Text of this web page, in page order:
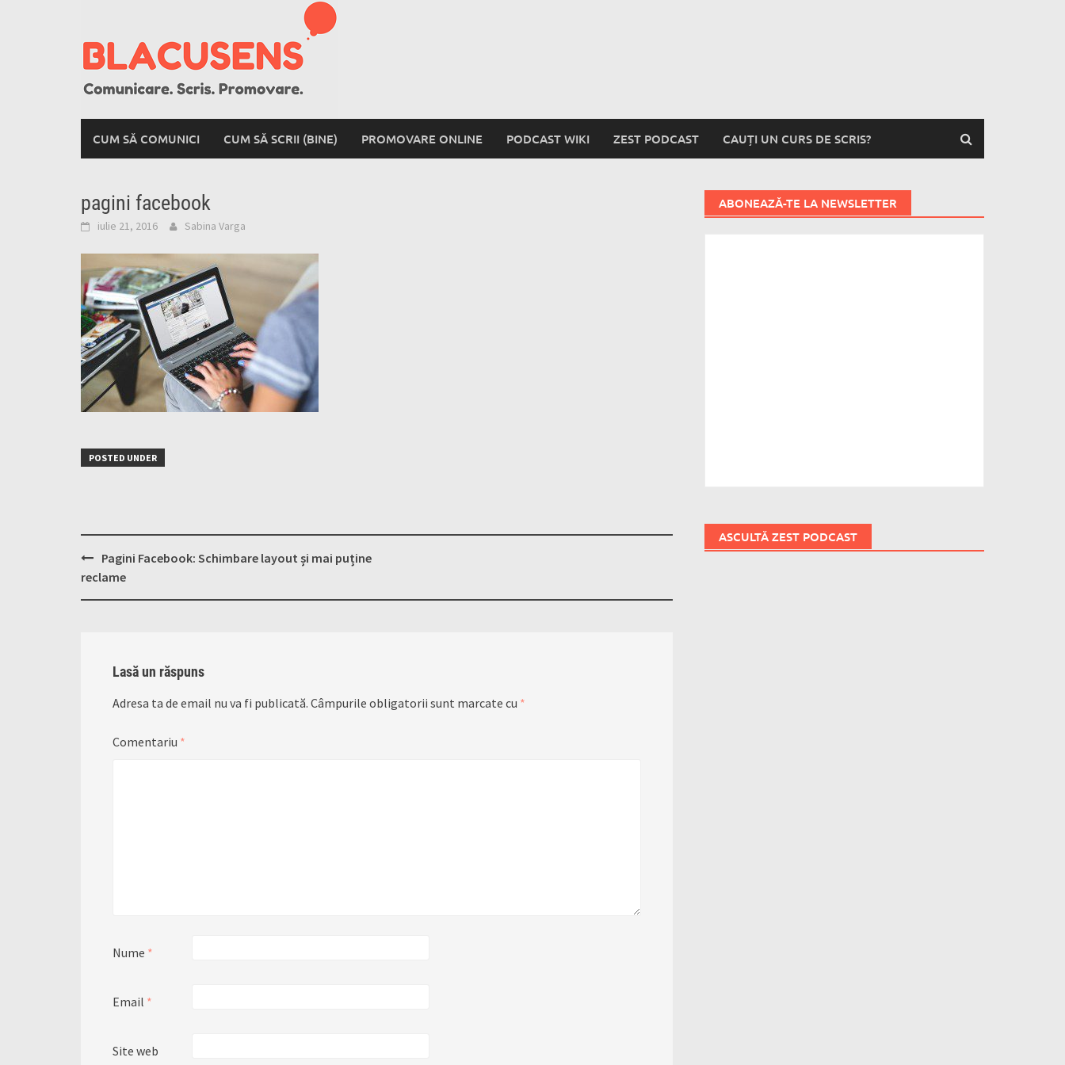
CUM SĂ COMUNICI CUM SĂ SCRII (BINE) PROMOVARE ONLINE PODCAST WIKI ZEST PODCAST CAUȚI UN CURS DE SCRIS?
pagini facebook
iulie 21, 2016 Sabina Varga
POSTED UNDER
Post
navigation
Pagini Facebook: Schimbare layout și mai puține
reclame
Lasă un răspuns
Adresa ta de email nu va fi publicată. Câmpurile obligatorii sunt marcate cu *
Comentariu *
Nume *
Email *
Site web
ABONEAZĂ-TE LA NEWSLETTER
ASCULTĂ ZEST PODCAST